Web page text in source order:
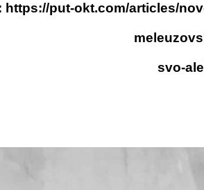
https://put-okt.com/articles/
svo-